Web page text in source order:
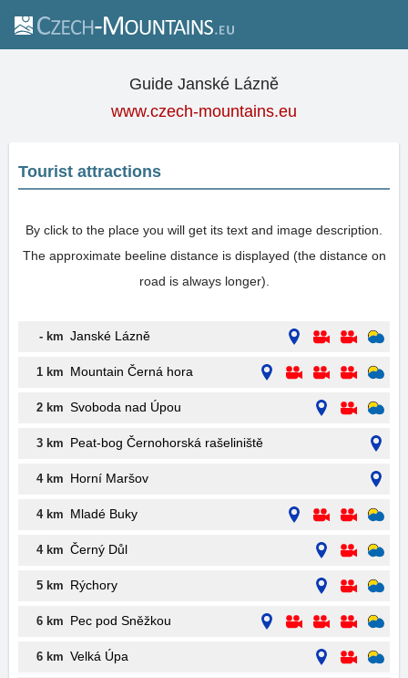
Guide Janské Lázně
www.czech-mountains.eu
Tourist attractions
By click to the place you will get its text and image description.
The approximate beeline distance is displayed (the distance on
road is always longer).
- km Janské Lázně
1 km Mountain Černá hora
2 km Svoboda nad Úpou
3 km Peat-bog Černohorská rašeliniště
4 km Horní Maršov
4 km Mladé Buky
4 km Černý Důl
5 km Rýchory
6 km Pec pod Sněžkou
6 km Velká Úpa